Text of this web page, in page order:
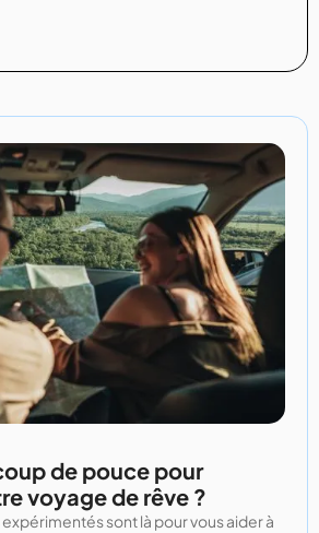
de pouce pour
voyage de rêve ?
expérimentés sont là pour vous aider à